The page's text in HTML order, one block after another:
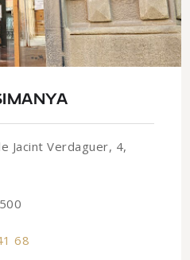
Jacint Verdaguer, 4,
68